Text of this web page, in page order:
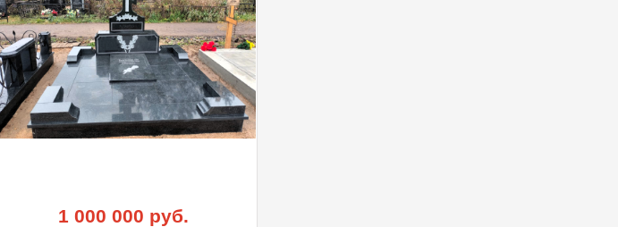
1 000 000 руб.